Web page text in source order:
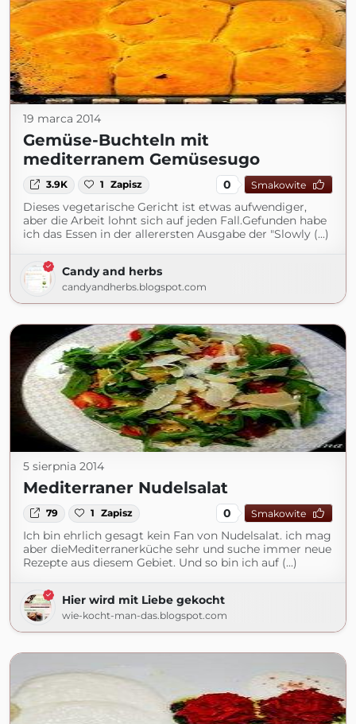
19 marca 2014
Gemüse-Buchteln mit
mediterranem Gemüsesugo
3.9K 1 Zapisz 0 Smakowite
Dieses vegetarische Gericht ist etwas aufwendiger,
aber die Arbeit lohnt sich auf jeden Fall.Gefunden habe
ich das Essen in der allerersten Ausgabe der "Slowly (...)
Candy and herbs
candyandherbs.blogspot.com
5 sierpnia 2014
Mediterraner Nudelsalat
79 1 Zapisz 0 Smakowite
Ich bin ehrlich gesagt kein Fan von Nudelsalat. ich mag
aber dieMediterranerküche sehr und suche immer neue
Rezepte aus diesem Gebiet. Und so bin ich auf (...)
Hier wird mit Liebe gekocht
wie-kocht-man-das.blogspot.com